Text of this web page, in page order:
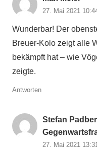
27. Mai 2021
Wunderbar! Der
Breuer-Kolo zeigt alle
bekämpft hat – wie
zeigte.
Antworten
Stefan
27. Mai 2021